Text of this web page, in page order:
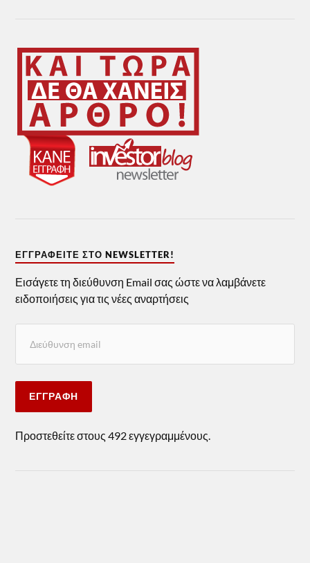
ΕΓΓΡΑΦΕΊΤΕ ΣΤΟ NEWSLETTER!
Εισάγετε τη διεύθυνση Email σας ώστε να λαμβάνετε
ειδοποιήσεις για τις νέες αναρτήσεις
ΕΓΓΡΑΦΉ
Προστεθείτε στους 492 εγγεγραμμένους.